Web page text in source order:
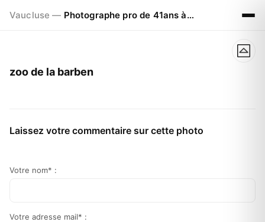
Vaucluse — Photographe pro de 41ans à Visan 84820
zoo de la barben
Laissez votre commentaire sur cette photo
Votre nom* :
Votre adresse mail* :